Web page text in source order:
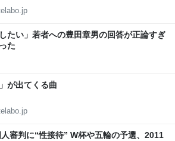
たい」若者への豊田章男の回答が正論すぎ
た
が出てくる曲
審判に“性接待” W杯や五輪の予選、2011